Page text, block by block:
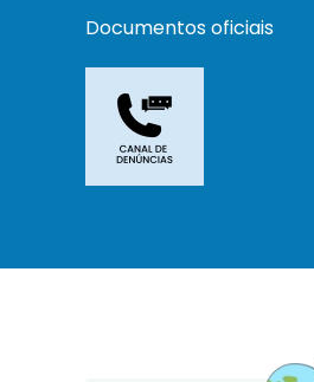
Documentos oficiais